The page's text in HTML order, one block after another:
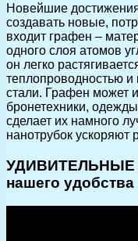
Новейшие
создавать новые,
входит графен –
одного слоя атомов
он легко
теплопроводностью и
стали. Графен может
бронетехники,
сделает их намного
нанотрубок ускоряют
УДИВИТЕЛЬНЫЕ
нашего удобства